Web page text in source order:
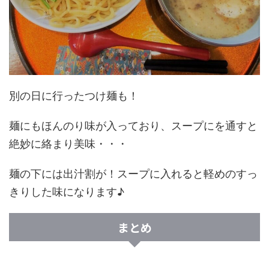
別の日に行ったつけ麺も！
麺にもほんのり味が入っており、スープにを通すと
絶妙に絡まり美味・・・
麺の下には出汁割が！スープに入れると軽めのすっ
きりした味になります♪
まとめ